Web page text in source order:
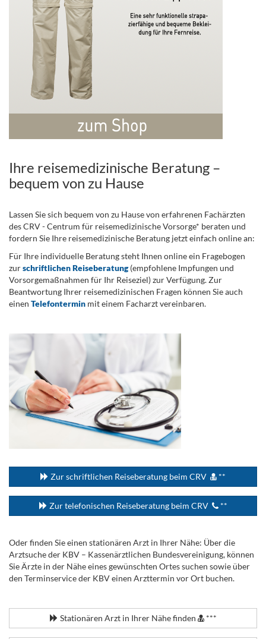
Ihre reisemedizinische Beratung –
bequem von zu Hause
Lassen Sie sich bequem von zu Hause von erfahrenen Fachärzten
des CRV - Centrum für reisemedizinische Vorsorge* beraten und
fordern Sie Ihre reisemedizinische Beratung jetzt einfach online an:
Für Ihre individuelle Beratung steht Ihnen online ein Fragebogen
zurschriftlichen Reiseberatung(empfohlene Impfungen und
Vorsorgemaßnahmen für Ihr Reiseziel) zur Verfügung. Zur
Beantwortung Ihrer reisemedizinischen Fragen können Sie auch
einen Telefontermin mit einem Facharzt vereinbaren.
Zur schriftlichen Reiseberatung beim CRV **
Zur telefonischen Reiseberatung beim CRV **
Oder finden Sie einen stationären Arzt in Ihrer Nähe: Über die
Arztsuche der KBV – Kassenärztlichen Bundesvereinigung, können
Sie Ärzte in der Nähe eines gewünschten Ortes suchen sowie über
den Terminservice der KBV einen Arzttermin vor Ort buchen.
Stationären Arzt in Ihrer Nähe finden ***